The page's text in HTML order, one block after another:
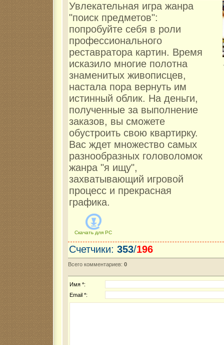
Увлекательная игра жанра
"поиск предметов":
попробуйте себя в роли
профессионального
реставратора картин. Время
исказило многие полотна
знаменитых живописцев,
настала пора вернуть им
истинный облик. На деньги,
полученные за выполнение
заказов, вы сможете
обустроить свою квартирку.
Вас ждет множество самых
разнообразных головоломок
жанра "я ищу",
захватывающий игровой
процесс и прекрасная
графика.
Скачать для PC
Счетчики: 353/196
Всего комментариев: 0
Имя *:
Email *: